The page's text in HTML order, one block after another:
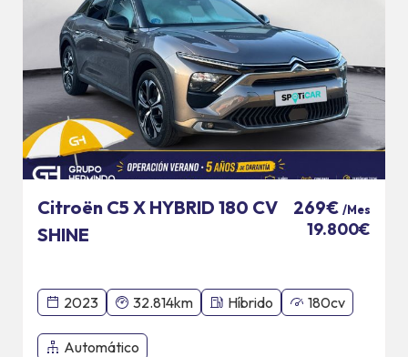
Citroën C5 X HYBRID 180 CV
SHINE
269€ /Mes
19.800€
2023 32.814km Híbrido 180cv
Automático